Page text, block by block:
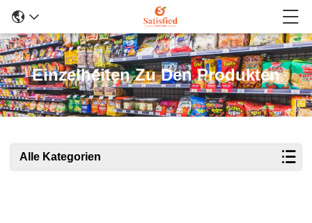
Einzelheiten Zu Den Produkten
Alle Kategorien